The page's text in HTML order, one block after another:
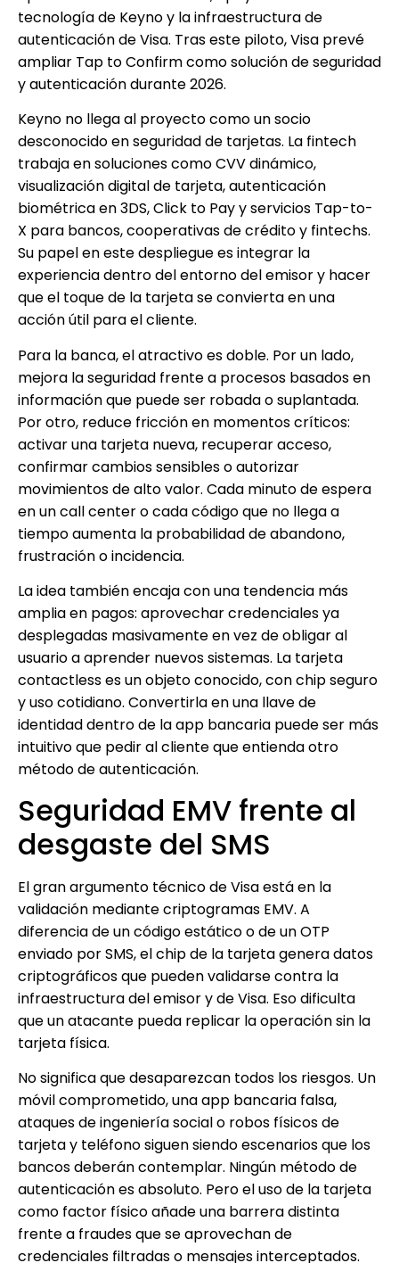
tecnología de Keyno y la infraestructura de
autenticación de Visa. Tras este piloto, Visa prevé
ampliar Tap to Confirm como solución de seguridad
y autenticación durante 2026.
Keyno no llega al proyecto como un socio
desconocido en seguridad de tarjetas. La fintech
trabaja en soluciones como CVV dinámico,
visualización digital de tarjeta, autenticación
biométrica en 3DS, Click to Pay y servicios Tap-to-
X para bancos, cooperativas de crédito y fintechs.
Su papel en este despliegue es integrar la
experiencia dentro del entorno del emisor y hacer
que el toque de la tarjeta se convierta en una
acción útil para el cliente.
Para la banca, el atractivo es doble. Por un lado,
mejora la seguridad frente a procesos basados en
información que puede ser robada o suplantada.
Por otro, reduce fricción en momentos críticos:
activar una tarjeta nueva, recuperar acceso,
confirmar cambios sensibles o autorizar
movimientos de alto valor. Cada minuto de espera
en un call center o cada código que no llega a
tiempo aumenta la probabilidad de abandono,
frustración o incidencia.
La idea también encaja con una tendencia más
amplia en pagos: aprovechar credenciales ya
desplegadas masivamente en vez de obligar al
usuario a aprender nuevos sistemas. La tarjeta
contactless es un objeto conocido, con chip seguro
y uso cotidiano. Convertirla en una llave de
identidad dentro de la app bancaria puede ser más
intuitivo que pedir al cliente que entienda otro
método de autenticación.
Seguridad EMV frente al
desgaste del SMS
El gran argumento técnico de Visa está en la
validación mediante criptogramas EMV. A
diferencia de un código estático o de un OTP
enviado por SMS, el chip de la tarjeta genera datos
criptográficos que pueden validarse contra la
infraestructura del emisor y de Visa. Eso dificulta
que un atacante pueda replicar la operación sin la
tarjeta física.
No significa que desaparezcan todos los riesgos. Un
móvil comprometido, una app bancaria falsa,
ataques de ingeniería social o robos físicos de
tarjeta y teléfono siguen siendo escenarios que los
bancos deberán contemplar. Ningún método de
autenticación es absoluto. Pero el uso de la tarjeta
como factor físico añade una barrera distinta
frente a fraudes que se aprovechan de
credenciales filtradas o mensajes interceptados.